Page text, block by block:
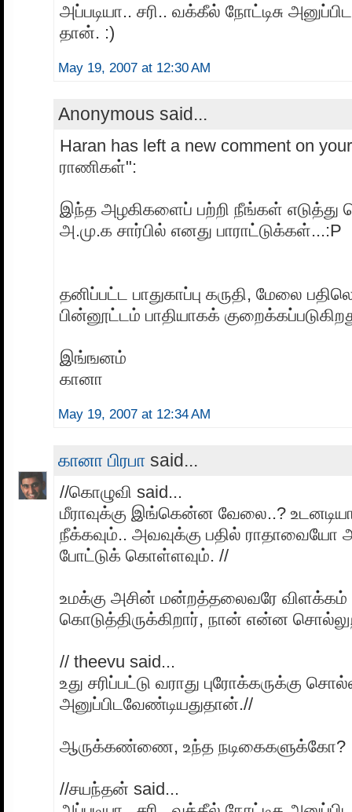
அப்படியா.. சரி.. வக்கீல் நோட்டிசு
தான். :)
May 19, 2007 at 12:30 AM
Anonymous said...
Haran has left a new comment on
ராணிகள்":
இந்த அழகிகளைப் பற்றி நீங்கள் எடுத்து
அ.மு.க சார்பில் எனது பாராட்டுக்கள்...:P
தனிப்பட்ட பாதுகாப்பு கருதி, மேலை
பின்னூட்டம் பாதியாகக்
இங்ஙனம்
கானா
May 19, 2007 at 12:34 AM
கானா பிரபா said...
//கொழுவி said...
மீராவுக்கு இங்கென்ன வேலை..?
நீக்கவும்.. அவவுக்கு பதில் ராதாவையோ
போட்டுக் கொள்ளவும். //
உமக்கு அசின் மன்றத்தலைவரே விளக்கம்
கொடுத்திருக்கிறார், நான் என்ன
// theevu said...
உது சரிப்பட்டு வராது புரோக்கருக்கு
அனுப்பிடவேண்டியதுதான்.//
ஆருக்கண்ணை, உந்த நடிகைகளுக்கோ?
//சயந்தன் said...